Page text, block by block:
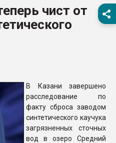
ближайшее
Подмосковье, Москва
ПЕРЕЙТИ НА
чист от
В Казани завершено
расследование по
факту сброса заводом
синтетического каучука
загрязненных сточных
вод в озеро Средний